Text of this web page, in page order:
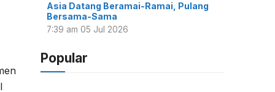
Asia Datang Beramai-Ramai, Pulang
Bersama-Sama
7:39 am 05 Jul 2026
Popular